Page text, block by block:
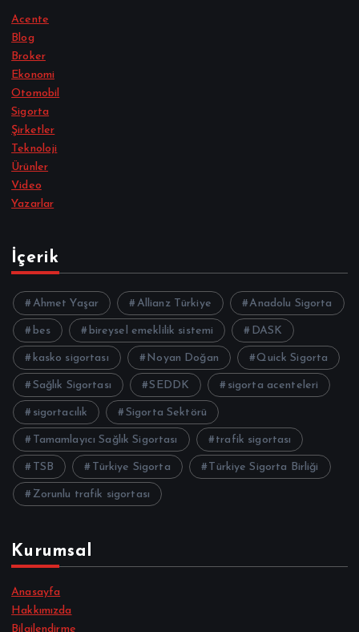
Acente
Blog
Broker
Ekonomi
Otomobil
Sigorta
Şirketler
Teknoloji
Ürünler
Video
Yazarlar
İçerik
Ahmet Yaşar Allianz Türkiye Anadolu Sigorta
bes bireysel emeklilik sistemi DASK
kasko sigortası Noyan Doğan Quick Sigorta
Sağlık Sigortası SEDDK sigorta acenteleri
sigortacılık Sigorta Sektörü
Tamamlayıcı Sağlık Sigortası trafik sigortası
TSB Türkiye Sigorta Türkiye Sigorta Birliği
Zorunlu trafik sigortası
Kurumsal
Anasayfa
Hakkımızda
Bilgilendirme